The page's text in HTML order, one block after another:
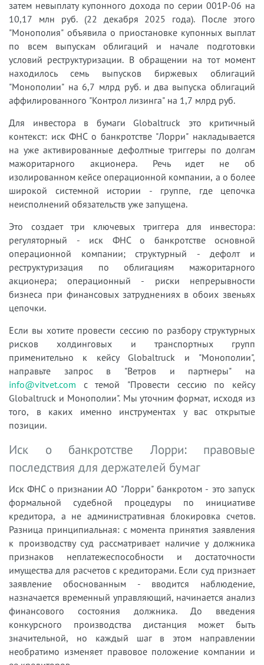
затем невыплату купонного дохода по серии 001Р-06 на
10,17 млн руб. (22 декабря 2025 года). После этого
"Монополия" объявила о приостановке купонных выплат
по всем выпускам облигаций и начале подготовки
условий реструктуризации. В обращении на тот момент
находилось семь выпусков биржевых облигаций
"Монополии" на 6,7 млрд руб. и два выпуска облигаций
аффилированного "Контрол лизинга" на 1,7 млрд руб.
Для инвестора в бумаги Globaltruck это критичный
контекст: иск ФНС о банкротстве "Лорри" накладывается
на уже активированные дефолтные триггеры по долгам
мажоритарного акционера. Речь идет не об
изолированном кейсе операционной компании, а о более
широкой системной истории - группе, где цепочка
неисполнений обязательств уже запущена.
Это создает три ключевых триггера для инвестора:
регуляторный - иск ФНС о банкротстве основной
операционной компании; структурный - дефолт и
реструктуризация по облигациям мажоритарного
акционера; операционный - риски непрерывности
бизнеса при финансовых затруднениях в обоих звеньях
цепочки.
Если вы хотите провести сессию по разбору структурных
рисков холдинговых и транспортных групп
применительно к кейсу Globaltruck и "Монополии",
направьте запрос в "Ветров и партнеры" на
info@vitvet.com с темой "Провести сессию по кейсу
Globaltruck и Монополии". Мы уточним формат, исходя из
того, в каких именно инструментах у вас открытые
позиции.
Иск о банкротстве Лорри: правовые
последствия для держателей бумаг
Иск ФНС о признании АО "Лорри" банкротом - это запуск
формальной судебной процедуры по инициативе
кредитора, а не административная блокировка счетов.
Разница принципиальная: с момента принятия заявления
к производству суд рассматривает наличие у должника
признаков неплатежеспособности и достаточности
имущества для расчетов с кредиторами. Если суд признает
заявление обоснованным - вводится наблюдение,
назначается временный управляющий, начинается анализ
финансового состояния должника. До введения
конкурсного производства дистанция может быть
значительной, но каждый шаг в этом направлении
необратимо изменяет правовое положение компании и